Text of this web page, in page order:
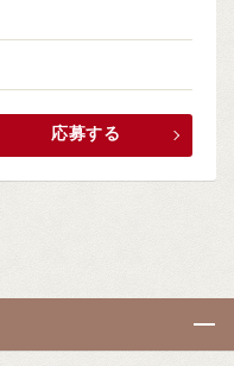
応募する